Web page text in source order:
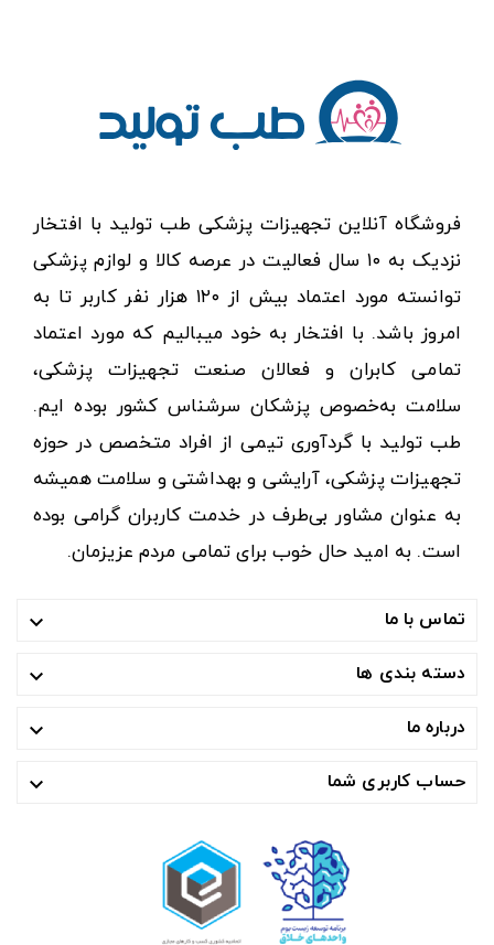
فروشگاه آنلاین تجهیزات پزشکی طب تولید با افتخار
نزدیک به ۱۰ سال فعالیت در عرصه کالا و لوازم پزشکی
توانسته مورد اعتماد بیش از ۱۲۰ هزار نفر کاربر تا به
امروز باشد. با افتخار به خود میبالیم که مورد اعتماد
تمامی کابران و فعالان صنعت تجهیزات پزشکی،
سلامت به‌خصوص پزشکان سرشناس کشور بوده ایم.
طب تولید با گردآوری تیمی از افراد متخصص در حوزه
تجهیزات پزشکی، آرایشی و بهداشتی و سلامت همیشه
به عنوان مشاور بی‌طرف در خدمت کاربران گرامی بوده
است. به امید حال خوب برای تمامی مردم عزیزمان.
تماس با ما 
دسته بندی ها 
درباره ما 
حساب کاربری شما 